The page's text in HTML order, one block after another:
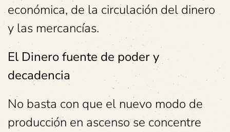
económica, de la circulación del dinero
y las mercancías.
El Dinero fuente de poder y
decadencia
No basta con que el nuevo modo de
producción en ascenso se concentre